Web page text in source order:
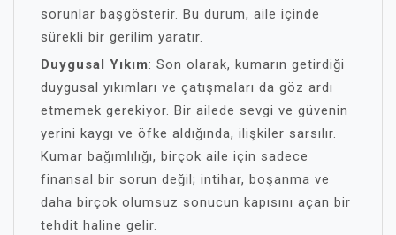
sorunlar başgösterir. Bu durum, aile içinde
sürekli bir gerilim yaratır.
Duygusal Yıkım: Son olarak, kumarın getirdiği
duygusal yıkımları ve çatışmaları da göz ardı
etmemek gerekiyor. Bir ailede sevgi ve güvenin
yerini kaygı ve öfke aldığında, ilişkiler sarsılır.
Kumar bağımlılığı, birçok aile için sadece
finansal bir sorun değil; intihar, boşanma ve
daha birçok olumsuz sonucun kapısını açan bir
tehdit haline gelir.